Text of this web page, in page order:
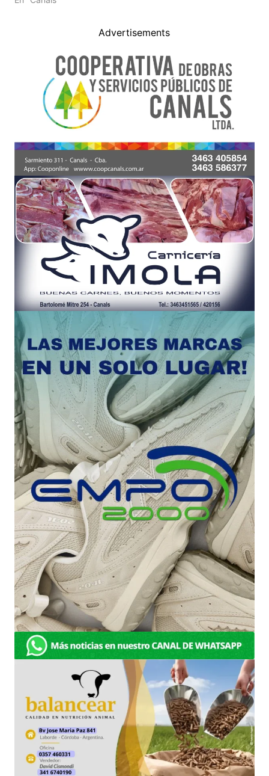
Advertisements